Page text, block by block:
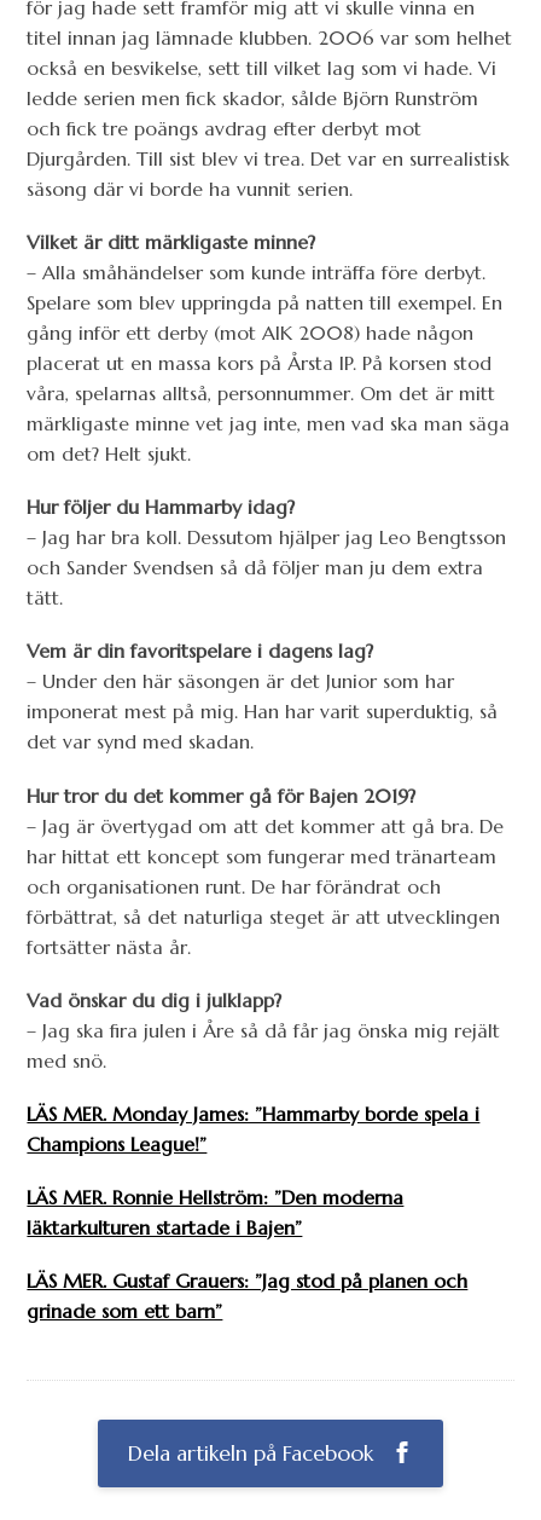
för jag hade sett framför mig att vi skulle vinna en
titel innan jag lämnade klubben. 2006 var som helhet
också en besvikelse, sett till vilket lag som vi hade. Vi
ledde serien men fick skador, sålde Björn Runström
och fick tre poängs avdrag efter derbyt mot
Djurgården. Till sist blev vi trea. Det var en surrealistisk
säsong där vi borde ha vunnit serien.
Vilket är ditt märkligaste minne?
– Alla småhändelser som kunde inträffa före derbyt.
Spelare som blev uppringda på natten till exempel. En
gång inför ett derby (mot AIK 2008) hade någon
placerat ut en massa kors på Årsta IP. På korsen stod
våra, spelarnas alltså, personnummer. Om det är mitt
märkligaste minne vet jag inte, men vad ska man säga
om det? Helt sjukt.
Hur följer du Hammarby idag?
– Jag har bra koll. Dessutom hjälper jag Leo Bengtsson
och Sander Svendsen så då följer man ju dem extra
tätt.
Vem är din favoritspelare i dagens lag?
– Under den här säsongen är det Junior som har
imponerat mest på mig. Han har varit superduktig, så
det var synd med skadan.
Hur tror du det kommer gå för Bajen 2019?
– Jag är övertygad om att det kommer att gå bra. De
har hittat ett koncept som fungerar med tränarteam
och organisationen runt. De har förändrat och
förbättrat, så det naturliga steget är att utvecklingen
fortsätter nästa år.
Vad önskar du dig i julklapp?
– Jag ska fira julen i Åre så då får jag önska mig rejält
med snö.
LÄS MER. Monday James: ”Hammarby borde spela i
Champions League!”
LÄS MER. Ronnie Hellström: ”Den moderna
läktarkulturen startade i Bajen”
LÄS MER. Gustaf Grauers: ”Jag stod på planen och
grinade som ett barn”
Dela artikeln på Facebook